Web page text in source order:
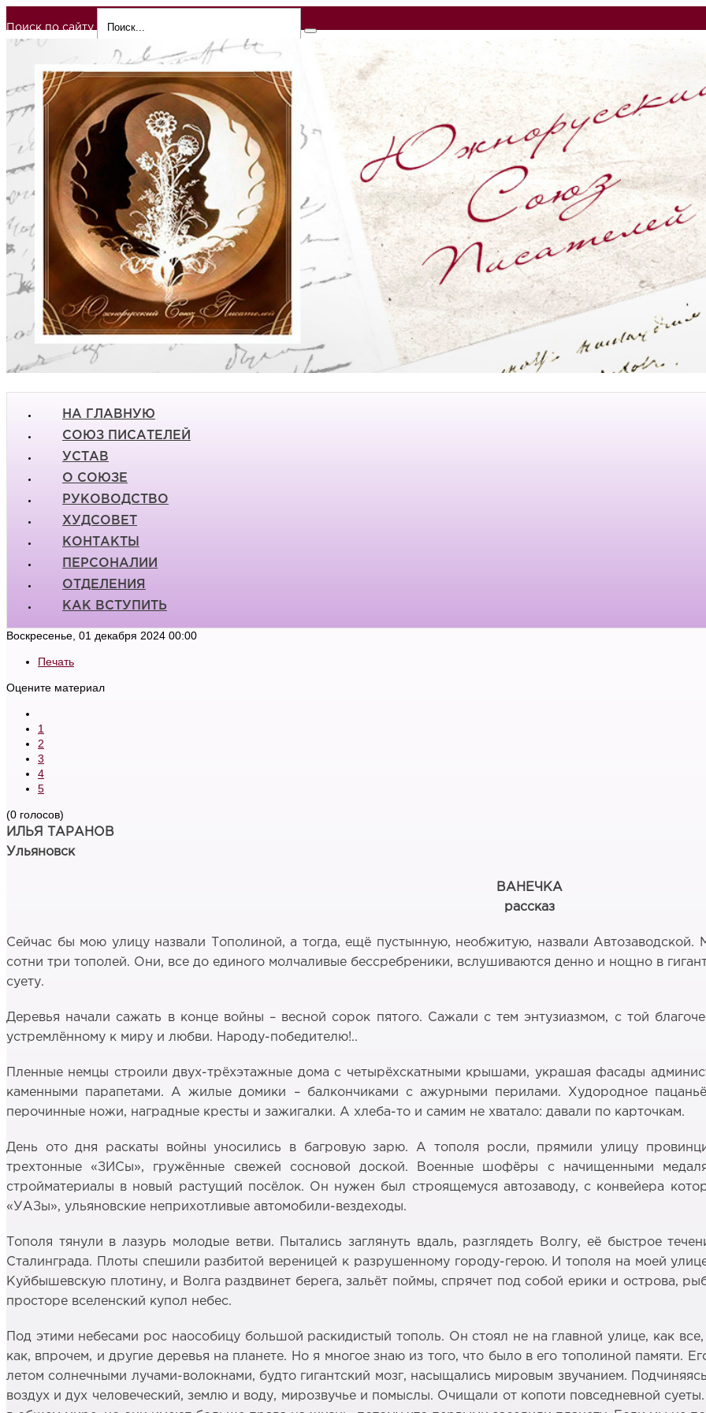
Поиск по сайту
НА ГЛАВНУЮ
СОЮЗ ПИСАТЕЛЕЙ
УСТАВ
О СОЮЗЕ
РУКОВОДСТВО
ХУДСОВЕТ
КОНТАКТЫ
ПЕРСОНАЛИИ
ОТДЕЛЕНИЯ
КАК ВСТУПИТЬ
Воскресенье, 01 декабря 2024 00:00
Печать
Оцените материал
1
2
3
4
5
(0 голосов)
ИЛЬЯ ТАРАНОВ
Ульяновск
ВАНЕЧКА
рассказ
Сейчас бы мою улицу назвали Тополиной, а тогда, ещё пустынную, необжитую, назвали
сотни три тополей. Они, все до единого молчаливые бессребреники, вслушиваются денно и нощно в
суету.
Деревья начали сажать в конце войны – весной сорок пятого. Сажали с тем энтузиазмом, с той
устремлённому к миру и любви. Народу-победителю!..
Пленные немцы строили двух-трёхэтажные дома с четырёхскатными крышами, украшая фасады
каменными парапетами. А жилые домики – балкончиками с ажурными перилами. Худородное
перочинные ножи, наградные кресты и зажигалки. А хлеба-то и самим не хватало: давали по карточкам.
День ото дня раскаты войны уносились в багровую зарю. А тополя росли, прямили улицу
трехтонные «ЗИСы», гружённые свежей сосновой доской. Военные шофёры с начищенными
стройматериалы в новый растущий посёлок. Он нужен был строящемуся автозаводу, с конвейера
«УАЗы», ульяновские неприхотливые автомобили-вездеходы.
Тополя тянули в лазурь молодые ветви. Пытались заглянуть вдаль, разглядеть Волгу, её быстрое
Сталинграда. Плоты спешили разбитой вереницей к разрушенному городу-герою. И тополя на моей
Куйбышевскую плотину, и Волга раздвинет берега, зальёт поймы, спрячет под собой ерики и острова,
просторе вселенский купол небес.
Под этими небесами рос наособицу большой раскидистый тополь. Он стоял не на главной улице, как
как, впрочем, и другие деревья на планете. Но я многое знаю из того, что было в его тополиной памяти.
летом солнечными лучами-волокнами, будто гигантский мозг, насыщались мировым звучанием.
воздух и дух человеческий, землю и воду, мирозвучье и помыслы. Очищали от копоти повседневной